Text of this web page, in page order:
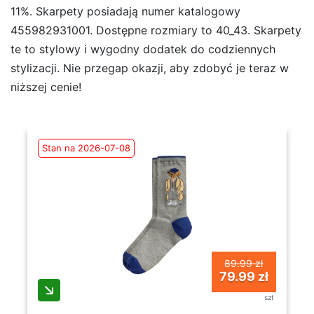
11%. Skarpety posiadają numer katalogowy
455982931001. Dostępne rozmiary to 40_43. Skarpety
te to stylowy i wygodny dodatek do codziennych
stylizacji. Nie przegap okazji, aby zdobyć je teraz w
niższej cenie!
Stan na 2026-07-08
89.99 zł
79.99 zł
szt